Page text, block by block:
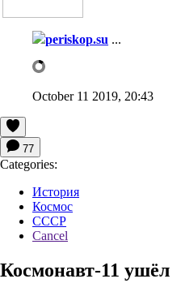
periskop.su ...
October 11 2019, 20:43
77
Categories:
История
Космос
СССР
Cancel
Космонавт-11 ушёл